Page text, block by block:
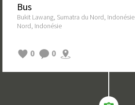
Bus
Bukit Lawang, Sumatra du Nord, Indonésie
Nord, Indonésie
0 0